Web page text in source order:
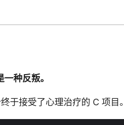
种反叛。
于接受了心理治疗的 C 项目。